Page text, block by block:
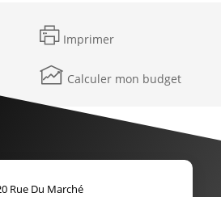
Imprimer
Calculer mon budget
Rue Du Marché